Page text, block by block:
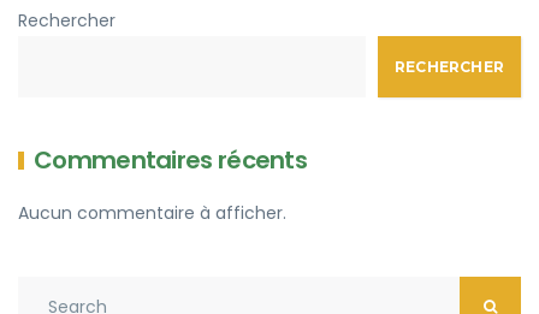
Rechercher
RECHERCHER
Commentaires récents
Aucun commentaire à afficher.